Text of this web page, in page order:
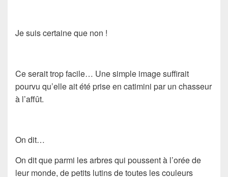
Je suis certaine que non !
Ce serait trop facile… Une simple image suffirait
pourvu qu’elle ait été prise en catimini par un chasseur
à l’affût.
On dit…
On dit que parmi les arbres qui poussent à l’orée de
leur monde, de petits lutins de toutes les couleurs